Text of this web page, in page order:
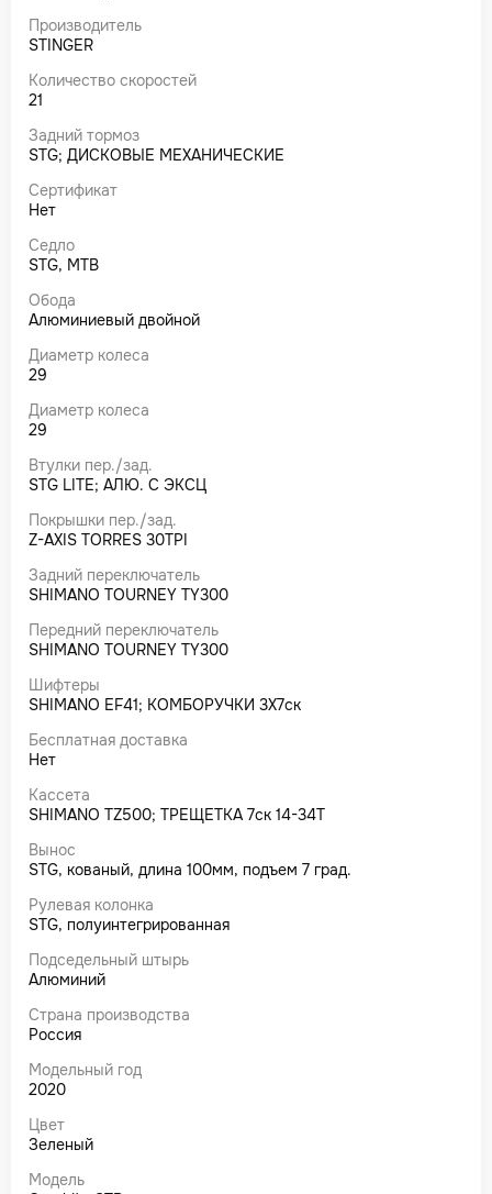
Производитель
STINGER
Количество скоростей
21
Задний тормоз
STG; ДИСКОВЫЕ МЕХАНИЧЕСКИЕ
Сертификат
Нет
Седло
STG, MTB
Обода
Алюминиевый двойной
Диаметр колеса
29
Диаметр колеса
29
Втулки пер./зад.
STG LITE; АЛЮ. С ЭКСЦ
Покрышки пер./зад.
Z-AXIS TORRES 30TPI
Задний переключатель
SHIMANO TOURNEY TY300
Передний переключатель
SHIMANO TOURNEY TY300
Шифтеры
SHIMANO EF41; КОМБОРУЧКИ 3X7ск
Бесплатная доставка
Нет
Кассета
SHIMANO TZ500; ТРЕЩЕТКА 7ск 14-34T
Вынос
STG, кованый, длина 100мм, подъем 7 град.
Рулевая колонка
STG, полуинтегрированная
Подседельный штырь
Алюминий
Страна производства
Россия
Модельный год
2020
Цвет
Зеленый
Модель